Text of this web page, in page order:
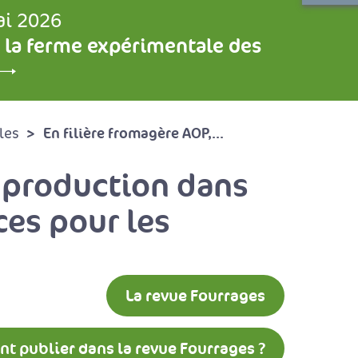
2026
la ferme expérimentale des
En filière fromagère AOP,...
dans
pour les
La revue Fourrages
publier dans la revue Fourrages ?